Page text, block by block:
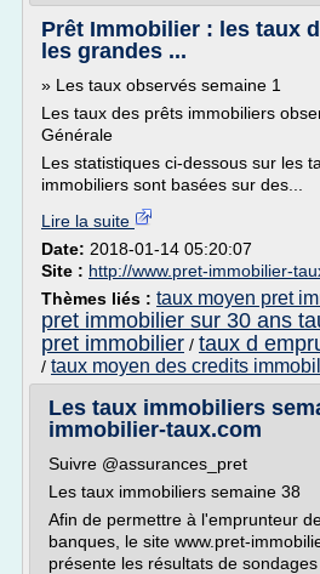
Prêt Immobilier : les taux
les grandes ...
» Les taux observés semaine 1
Les taux des prêts immobiliers
Générale
Les statistiques ci-dessous sur les
immobiliers sont basées sur des...
Lire la suite
Date: 2018-01-14 05:20:07
Site : http://www.pret-immobilier-
Thèmes liés : taux moyen pret
pret immobilier sur 30 ans
pret immobilier / taux d
/ taux moyen des credits
Les taux immobiliers
immobilier-taux.com
Suivre @assurances_pret
Les taux immobiliers semaine 38
Afin de permettre à l'emprunteur
banques, le site www.pret-
présente les résultats de